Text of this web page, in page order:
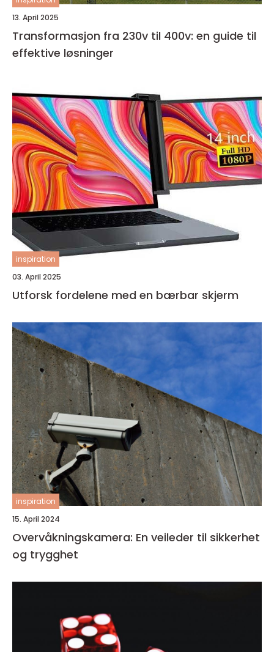
13. April 2025
Transformasjon fra 230v til 400v: en guide til
effektive løsninger
inspiration
03. April 2025
Utforsk fordelene med en bærbar skjerm
inspiration
15. April 2024
Overvåkningskamera: En veileder til sikkerhet
og trygghet